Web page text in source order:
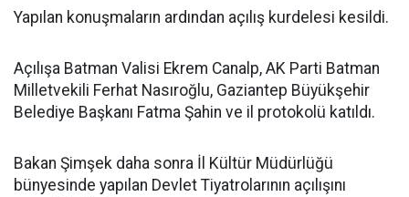
Yapılan konuşmaların ardından açılış kurdelesi kesildi.
Açılışa Batman Valisi Ekrem Canalp, AK Parti Batman
Milletvekili Ferhat Nasıroğlu, Gaziantep Büyükşehir
Belediye Başkanı Fatma Şahin ve il protokolü katıldı.
Bakan Şimşek daha sonra İl Kültür Müdürlüğü
bünyesinde yapılan Devlet Tiyatrolarının açılışını